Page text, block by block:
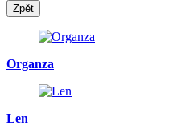
Zpět
Organza
Len